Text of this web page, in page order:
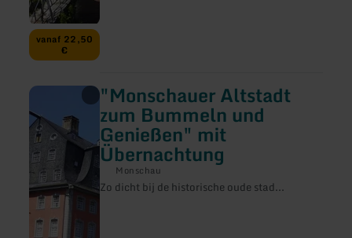
vanaf 22,50
€
"Monschauer Altstadt
zum Bummeln und
Genießen" mit
Übernachtung
Monschau
Zo dicht bij de historische oude stad...
meer
over:
"Monschauer
Altstadt
zum
Bummeln
und
Genießen"
mit
Übernachtung